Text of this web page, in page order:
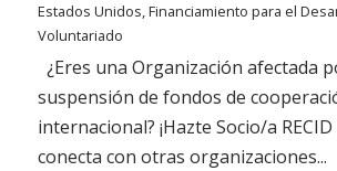
Estados Unidos,Financiamiento para el
Voluntariado
¿Eres una Organización afectada
suspensión de fondos de
internacional? ¡Hazte Socio/a
conecta con otras organizaciones...